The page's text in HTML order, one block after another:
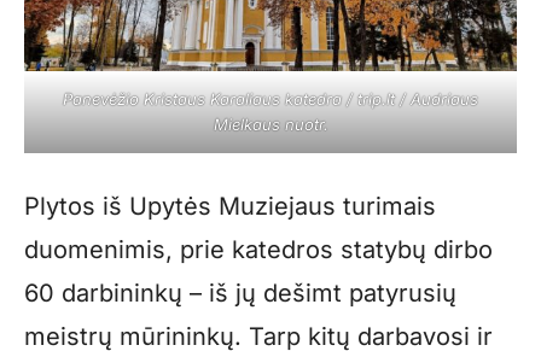
Panevėžio Kristaus Karaliaus katedra / trip.lt / Audriaus
Mielkaus nuotr.
Plytos iš Upytės Muziejaus turimais
duomenimis, prie katedros statybų dirbo
60 darbininkų – iš jų dešimt patyrusių
meistrų mūrininkų. Tarp kitų darbavosi ir